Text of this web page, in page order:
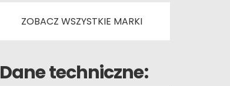
ZOBACZ WSZYSTKIE MARKI
Dane techniczne: